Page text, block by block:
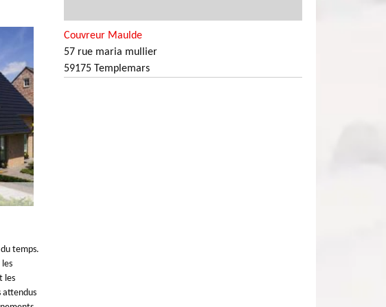
temps.
les
attendus
Couvreur Maulde
57 rue maria mullier
59175 Templemars